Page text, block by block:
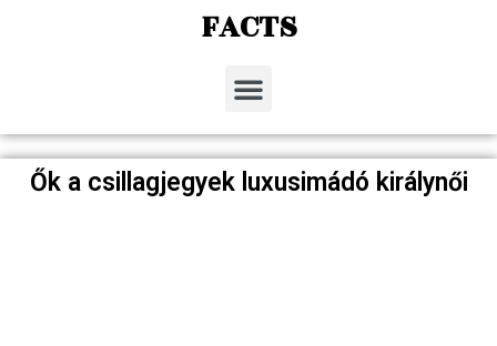
FACTS
Ők a csillagjegyek luxusimádó királynői